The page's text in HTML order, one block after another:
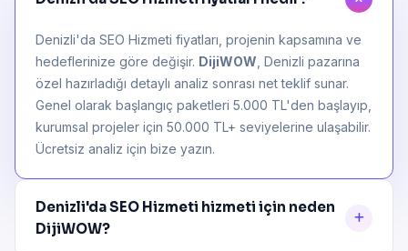
Denizli'da SEO Hizmeti fiyatları, projenin kapsamına ve
hedeflerinize göre değişir. DijiWOW , Denizli pazarına
özel hazırladığı detaylı analiz sonrası net teklif sunar.
Genel olarak başlangıç paketleri 5.000 TL'den başlayıp,
kurumsal projeler için 50.000 TL+ seviyelerine ulaşabilir.
Ücretsiz analiz için bize yazın.
Denizli'da SEO Hizmeti hizmeti için neden
DijiWOW?